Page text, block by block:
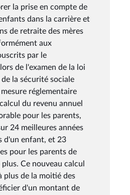
la prise en compte de
dans la carrière et
de retraite des mères
aux
par le
de l'examen de la loi
la sécurité sociale
réglementaire
du revenu annuel
pour les parents,
24 meilleures années
d'un enfant, et 23
pour les parents de
Ce nouveau calcul
plus de la moitié des
d'un montant de